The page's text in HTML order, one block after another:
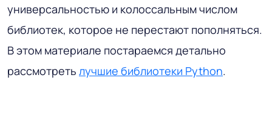
универсальностью и колоссальным числом
библиотек, которое не перестают пополняться.
В этом материале постараемся детально
рассмотреть лучшие библиотеки Python.